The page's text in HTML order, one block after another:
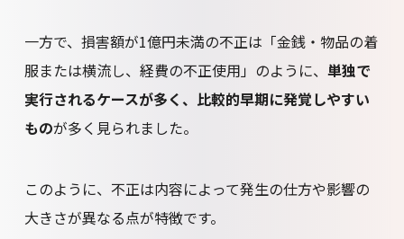
一方で、損害額が1億円未満の不正は「金銭・物品の着
服または横流し、経費の不正使用」のように、 単独で
実行されるケースが多く、比較的早期に発覚しやすい
ものが多く見られました。
このように、不正は内容によって発生の仕方や影響の
大きさが異なる点が特徴です。